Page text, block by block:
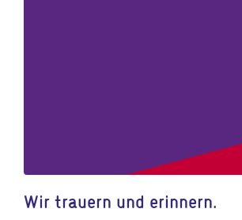
Wir trauern und erinnern.